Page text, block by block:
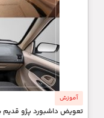
آموزش
تعویض داشبورد پژو قدیم